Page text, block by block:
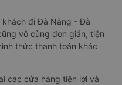
khách đi Đà Nẵng - Đà
vô cùng đơn giản, tiện
thức thanh toán khác
các cửa hàng tiện lợi và